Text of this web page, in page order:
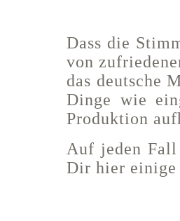
Dass die
von
das deutsche
Dinge wie
Produktion
Auf jeden Fall
Dir hier einige